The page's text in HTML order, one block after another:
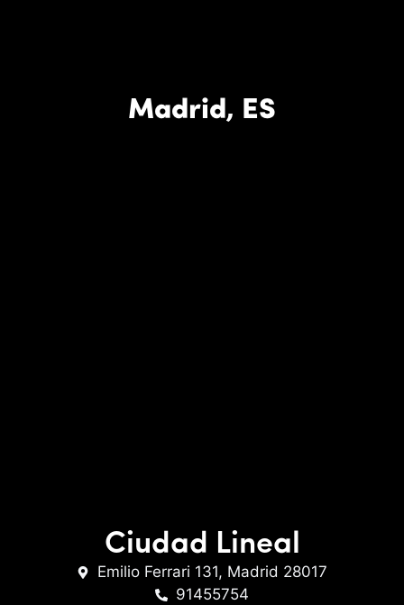
Madrid, ES
Ciudad Lineal
Emilio Ferrari 131, Madrid 28017
91455754